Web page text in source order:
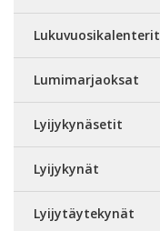
Lukuvuosikalenterit
Lumimarjaoksat
Lyijykynäsetit
Lyijykynät
Lyijytäytekynät